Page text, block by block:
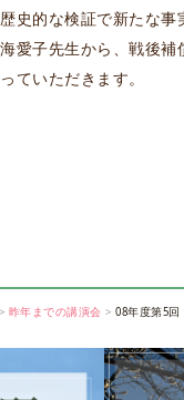
史的な検証で新たな
愛子先生から、戦後
ていただきます。
昨年までの講演会 08年度第5